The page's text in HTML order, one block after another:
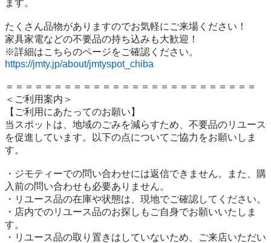
ます。
たくさん品物がありますのでお気軽にご来場ください！
家具家電などの不要品の持ち込みも大歓迎！
https://jmty.jp/about/jmtyspot_chiba
＝＝＝＝＝＝＝＝＝＝＝＝＝＝＝＝＝＝＝＝＝＝＝＝＝＝
＜ご利用案内＞
【ご利用にあたってのお願い】
当スポットは、地域のごみを減らすため、不要品のリユース
を促進しています。以下の点についてご協力をお願いしま
す。
・ジモティーでの問い合わせには返信できません。また、購
入前の問い合わせも必要ありません。
・リユース品の在庫や状態は、現地でご確認してください。
・店内でのリユース品のお探しもご自身でお願いいたしま
す。
・リユース品の取り置きはしていないため、ご来店いただい